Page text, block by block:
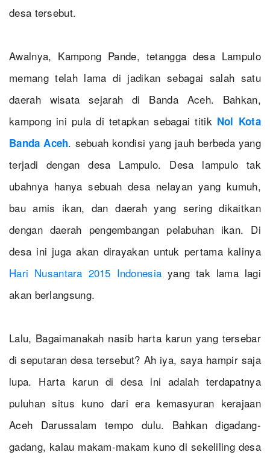
desa tersebut.
Awalnya, Kampong Pande, tetangga desa Lampulo
memang telah lama di jadikan sebagai salah satu
daerah wisata sejarah di Banda Aceh. Bahkan,
kampong ini pula di tetapkan sebagai titik Nol Kota
Banda Aceh. sebuah kondisi yang jauh berbeda yang
terjadi dengan desa Lampulo. Desa lampulo tak
ubahnya hanya sebuah desa nelayan yang kumuh,
bau amis ikan, dan daerah yang sering dikaitkan
dengan daerah pengembangan pelabuhan ikan. Di
desa ini juga akan dirayakan untuk pertama kalinya
Hari Nusantara 2015 Indonesiayang tak lama lagi
akan berlangsung.
Lalu, Bagaimanakah nasib harta karun yang tersebar
di seputaran desa tersebut? Ah iya, saya hampir saja
lupa. Harta karun di desa ini adalah terdapatnya
puluhan situs kuno dari era kemasyuran kerajaan
Aceh Darussalam tempo dulu. Bahkan digadang-
gadang, kalau makam-makam kuno di sekeliling desa